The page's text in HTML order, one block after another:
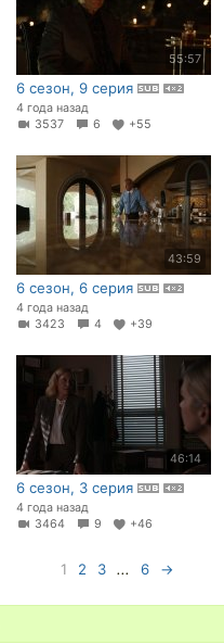
55:57
6 сезон, 9 серия
4 года назад
3537
6 +55
43:59
6 сезон, 6 серия
4 года назад
3423
4 +39
46:14
6 сезон, 3 серия
4 года назад
3464
9 +46
1 2 3 ... 6 →